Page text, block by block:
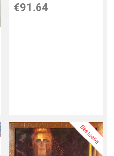
€91.64
Bestseller